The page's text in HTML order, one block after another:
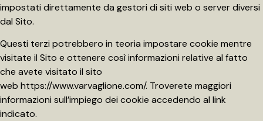
impostati direttamente da gestori di siti web o server diversi
dal Sito.
Questi terzi potrebbero in teoria impostare cookie mentre
visitate il Sito e ottenere così informazioni relative al fatto
che avete visitato il sito
web https://www.varvaglione.com/. Troverete maggiori
informazioni sull’impiego dei cookie accedendo al link
indicato.